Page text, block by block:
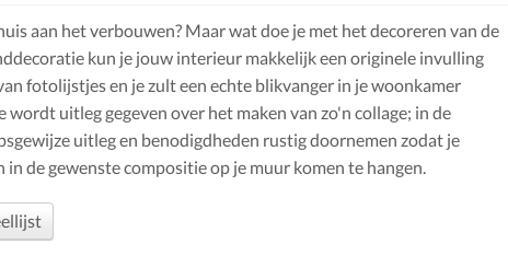
aan het verbouwen? Maar wat doe je met het decoreren van de
kun je jouw interieur makkelijk een originele invulling
fotolijstjes en je zult een echte blikvanger in je woonkamer
wordt uitleg gegeven over het maken van zo'n collage; in de
uitleg en benodigdheden rustig doornemen zodat je
de gewenste compositie op je muur komen te hangen.